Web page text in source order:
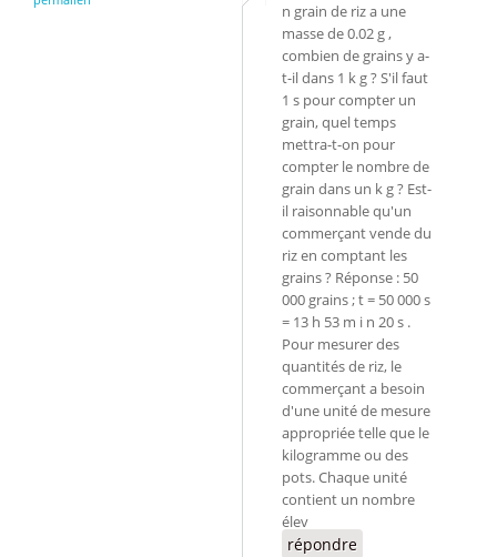
n grain de riz a une
masse de 0.02 g ,
combien de grains y a-
t-il dans 1 k g ? S'il faut
1 s pour compter un
grain, quel temps
mettra-t-on pour
compter le nombre de
grain dans un k g ? Est-
il raisonnable qu'un
commerçant vende du
riz en comptant les
grains ? Réponse : 50
000 grains ; t = 50 000 s
= 13 h 53 m i n 20 s .
Pour mesurer des
quantités de riz, le
commerçant a besoin
d'une unité de mesure
appropriée telle que le
kilogramme ou des
pots. Chaque unité
contient un nombre
élev
répondre